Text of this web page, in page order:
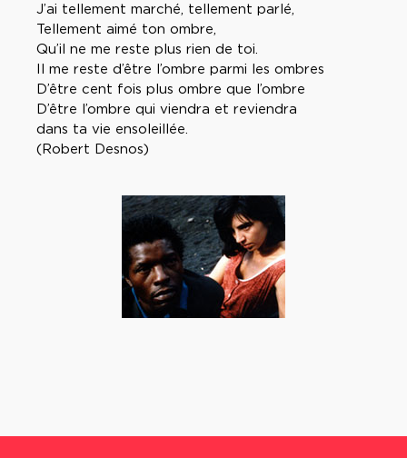
J’ai tellement marché, tellement parlé,
Tellement aimé ton ombre,
Qu’il ne me reste plus rien de toi.
Il me reste d’être l’ombre parmi les ombres
D’être cent fois plus ombre que l’ombre
D’être l’ombre qui viendra et reviendra
dans ta vie ensoleillée.
(Robert Desnos)